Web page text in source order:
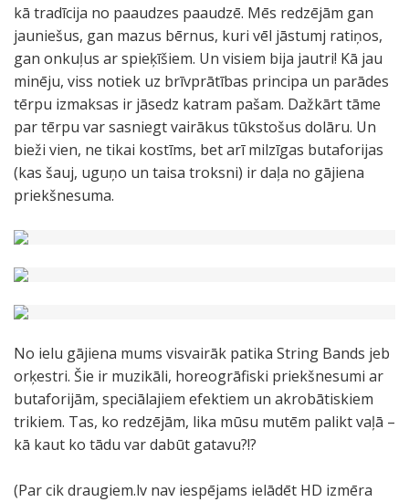
kā tradīcija no paaudzes paaudzē. Mēs redzējām gan
jauniešus, gan mazus bērnus, kuri vēl jāstumj ratiņos,
gan onkuļus ar spieķīšiem. Un visiem bija jautri! Kā jau
minēju, viss notiek uz brīvprātības principa un parādes
tērpu izmaksas ir jāsedz katram pašam. Dažkārt tāme
par tērpu var sasniegt vairākus tūkstošus dolāru. Un
bieži vien, ne tikai kostīms, bet arī milzīgas butaforijas
(kas šauj, uguņo un taisa troksni) ir daļa no gājiena
priekšnesuma.
No ielu gājiena mums visvairāk patika String Bands jeb
orķestri. Šie ir muzikāli, horeogrāfiski priekšnesumi ar
butaforijām, speciālajiem efektiem un akrobātiskiem
trikiem. Tas, ko redzējām, lika mūsu mutēm palikt vaļā –
kā kaut ko tādu var dabūt gatavu?!?
(Par cik draugiem.lv nav iespējams ielādēt HD izmēra